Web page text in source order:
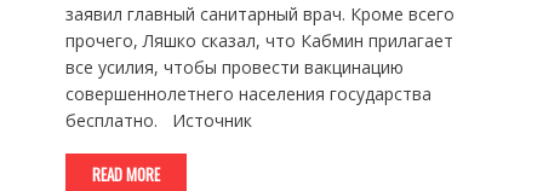
заявил главный санитарный врач. Кроме всего
прочего, Ляшко сказал, что Кабмин прилагает
все усилия, чтобы провести вакцинацию
совершеннолетнего населения государства
бесплатно. Источник
READ MORE